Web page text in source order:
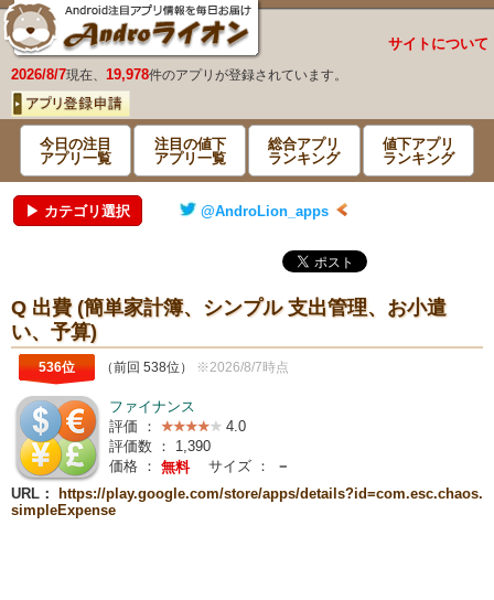
サイトについて
2026/8/7現在、 19,978件のアプリが登録されています。
今日の注目
アプリ一覧
注目の値下
アプリ一覧
総合アプリ
ランキング
値下アプリ
ランキング
▶ カテゴリ選択 @AndroLion_apps
Q 出費 (簡単家計簿、シンプル 支出管理、お小遣
い、予算)
536位 （前回 538位） ※2026/8/7時点
ファイナンス
評価 ：
4.0
評価数 ： 1,390
価格 ： 無料 サイズ ：
－
URL：
https://play.google.com/store/apps/details?id=com.esc.chaos.
simpleExpense